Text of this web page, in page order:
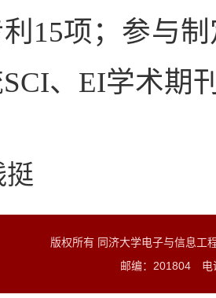
15项；参与
、EI学术期
挺
版权所有 同济大学电子与信息
邮编：201804